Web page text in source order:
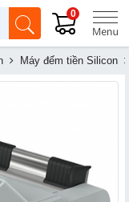
0
Máy đếm tiền Silicon